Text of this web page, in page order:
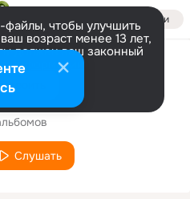
Войти
чтобы улучшить
возраст менее 13 лет,
должен ваш законный
информации
Слушать